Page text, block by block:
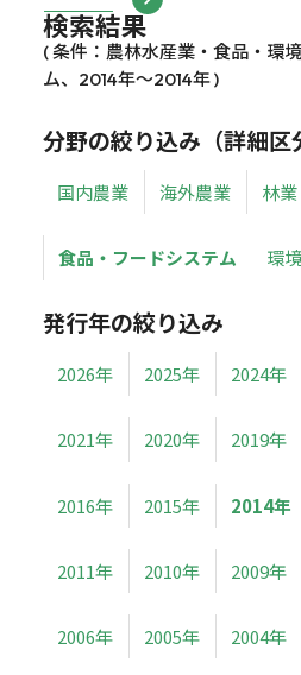
検索結果
( 条件：農林水産業・食品・環
ム、2014年～2014年 )
分野の絞り込み（詳細区
国内農業 海外農業 林業
食品・フードシステム 環境
発行年の絞り込み
2026年 2025年 2024年
2021年 2020年 2019年
2016年 2015年 2014年
2011年 2010年 2009年
2006年 2005年 2004年